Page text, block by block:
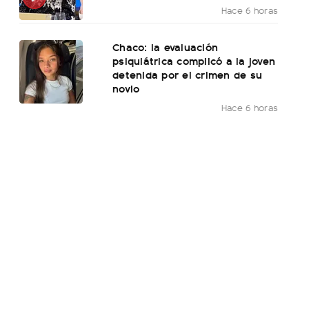
Hace 6 horas
Chaco: la evaluación
psiquiátrica complicó a la joven
detenida por el crimen de su
novio
Hace 6 horas